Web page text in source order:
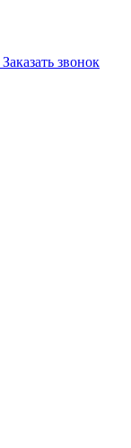
Заказать звонок